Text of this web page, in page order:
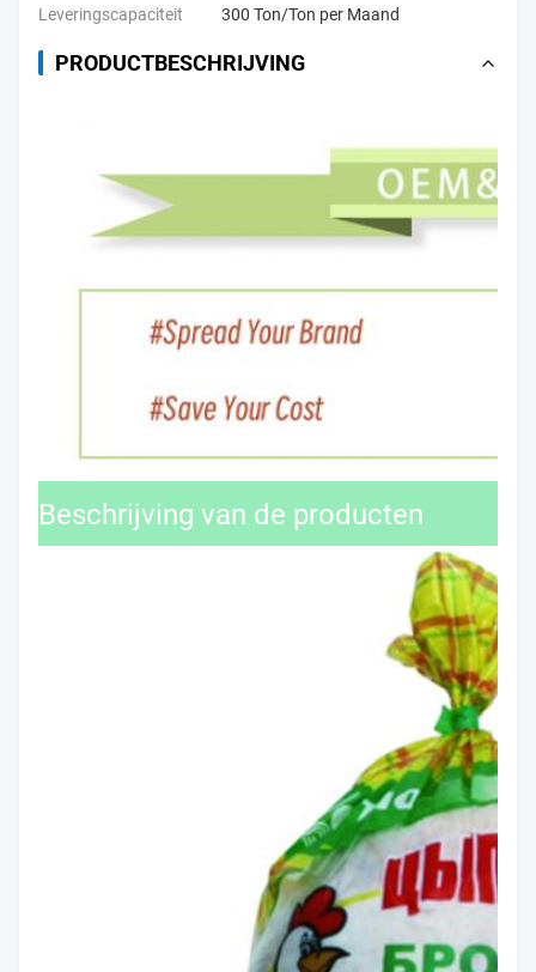
Leveringscapaciteit 300 Ton/Ton per Maand
PRODUCTBESCHRIJVING
Beschrijving van de producten